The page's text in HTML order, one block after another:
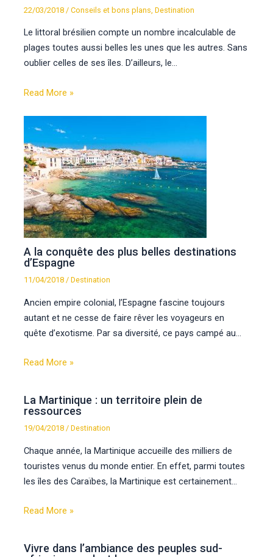
22/03/2018 /Conseils et bons plans ,Destination
Le littoral brésilien compte un nombre incalculable de
plages toutes aussi belles les unes que les autres. Sans
oublier celles de ses îles. D’ailleurs, le…
Read More »
A la conquête des plus belles destinations
d’Espagne
11/04/2018/Destination
Ancien empire colonial, l’Espagne fascine toujours
autant et ne cesse de faire rêver les voyageurs en
quête d’exotisme. Par sa diversité, ce pays campé au…
Read More »
La Martinique : un territoire plein de
ressources
19/04/2018/Destination
Chaque année, la Martinique accueille des milliers de
touristes venus du monde entier. En effet, parmi toutes
les îles des Caraïbes, la Martinique est certainement…
Read More »
Vivre dans l’ambiance des peuples sud-